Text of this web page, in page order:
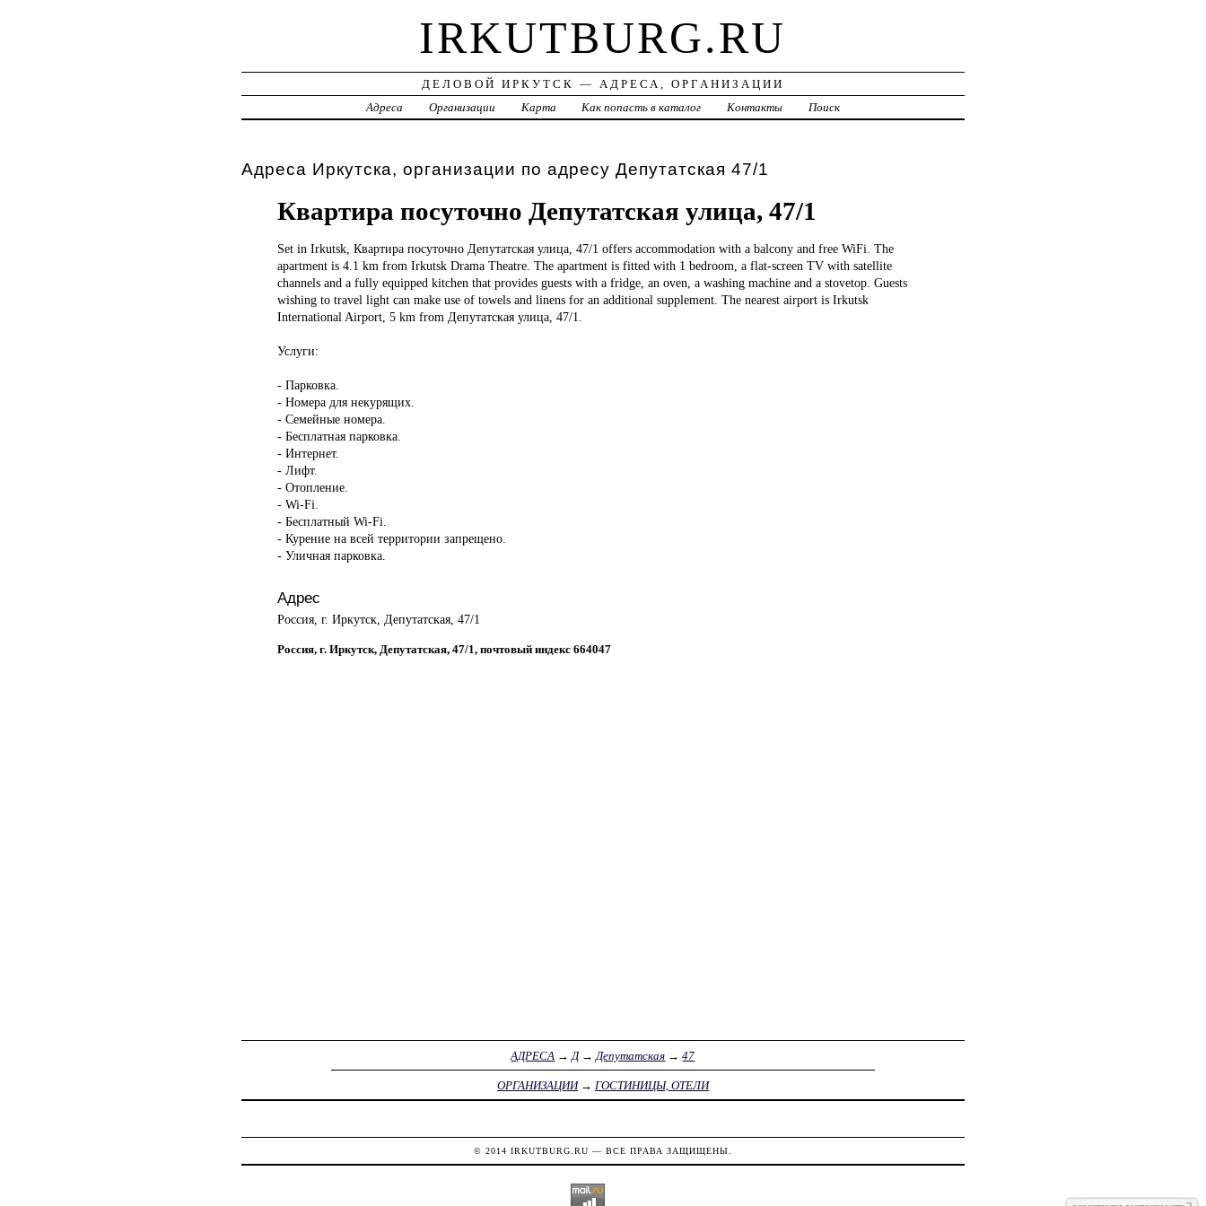
IRKUTBURG.RU
ДЕЛОВОЙ ИРКУТСК — АДРЕСА, ОРГАНИЗАЦИИ
Адреса
Организации Карта Как попасть в каталог Контакты Поиск
Адреса Иркутска, организации по адресу Депутатская 47/1
Квартира посуточно Депутатская улица, 47/1
Set in Irkutsk, Квартира посуточно Депутатская улица, 47/1 offers accommodation with a balcony and free WiFi. The
apartment is 4.1 km from Irkutsk Drama Theatre. The apartment is fitted with 1 bedroom, a flat-screen TV with satellite
channels and a fully equipped kitchen that provides guests with a fridge, an oven, a washing machine and a stovetop. Guests
wishing to travel light can make use of towels and linens for an additional supplement. The nearest airport is Irkutsk
International Airport, 5 km from Депутатская улица, 47/1.
Услуги:
- Парковка.
- Номера для некурящих.
- Семейные номера.
- Бесплатная парковка.
- Интернет.
- Лифт.
- Отопление.
- Wi-Fi.
- Бесплатный Wi-Fi.
- Курение на всей территории запрещено.
- Уличная парковка.
Адрес
Россия, г. Иркутск, Депутатская, 47/1
Россия, г. Иркутск, Депутатская, 47/1, почтовый индекс 664047
АДРЕСА → Д→ Депутатская →47
ОРГАНИЗАЦИИ→ ГОСТИНИЦЫ, ОТЕЛИ
© 2014 IRKUTBURG.RU — ВСЕ ПРАВА ЗАЩИЩЕНЫ.